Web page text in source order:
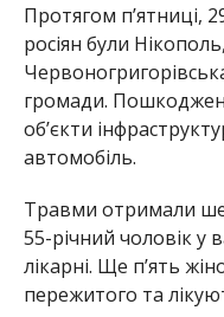
Протягом п’ятниці,
росіян були
громади.
об’єкти
автомобіль.
Травми отримали
55-річний чоловік у
лікарні. Ще п’ять
пережитого та